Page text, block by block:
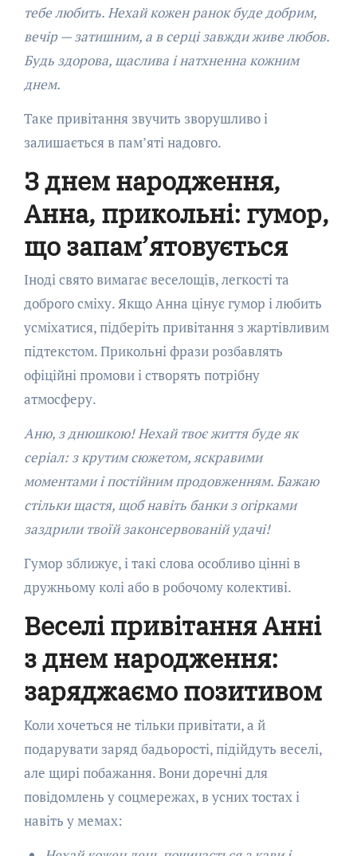
тебе любить. Нехай кожен ранок буде добрим,
вечір — затишним, а в серці завжди живе любов.
Будь здорова, щаслива і натхненна кожним
днем.
Таке привітання звучить зворушливо і
залишається в пам’яті надовго.
З днем народження,
Анна, прикольні: гумор,
що запам’ятовується
Іноді свято вимагає веселощів, легкості та
доброго сміху. Якщо Анна цінує гумор і любить
усміхатися, підберіть привітання з жартівливим
підтекстом. Прикольні фрази розбавлять
офіційні промови і створять потрібну
атмосферу.
Аню, з днюшкою! Нехай твоє життя буде як
серіал: з крутим сюжетом, яскравими
моментами і постійним продовженням. Бажаю
стільки щастя, щоб навіть банки з огірками
заздрили твоїй законсервованій удачі!
Гумор зближує, і такі слова особливо цінні в
дружньому колі або в робочому колективі.
Веселі привітання Анні
з днем народження:
заряджаємо позитивом
Коли хочеться не тільки привітати, а й
подарувати заряд бадьорості, підійдуть веселі,
але щирі побажання. Вони доречні для
повідомлень у соцмережах, в усних тостах і
навіть у мемах: